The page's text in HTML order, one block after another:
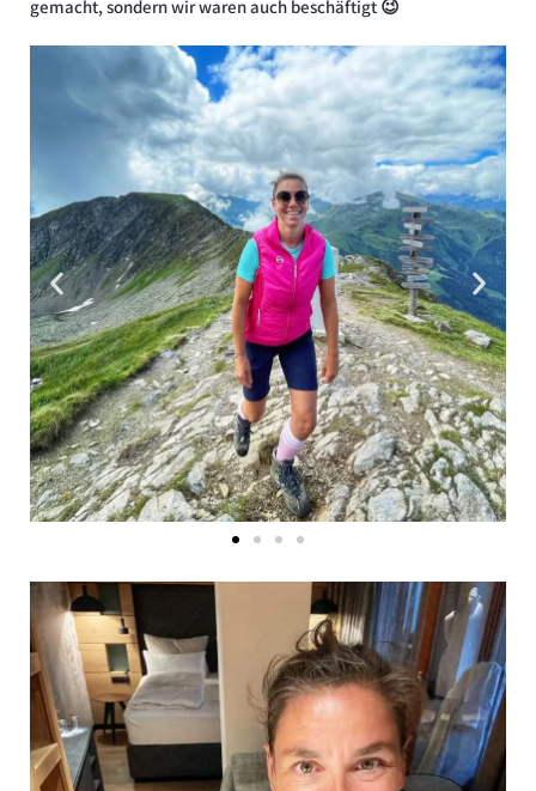
gemacht, sondern wir waren auch beschäftigt 😉